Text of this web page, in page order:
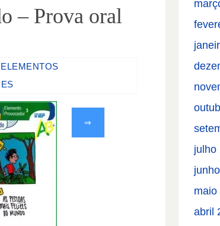
– Prova oral
⇒
julho
maio
abril